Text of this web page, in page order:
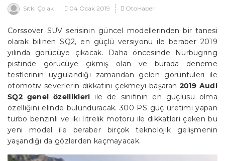
Sıtkı Çolak 04 Ocak 2019 OtoHaber
Corssover SUV serisinin güncel modellerinden bir tanesi
olarak bilinen SQ2, en güçlü versiyonu ile beraber 2019
yılında görücüye çıkacak. Daha öncesinde Nürbugring
pistinde görücüye çıkmış olan ve burada deneme
testlerinin uygulandığı zamandan gelen görüntüleri ile
otomotiv severlerin dikkatini çekmeyi başaran 2019 Audi
SQ2 genel özellikleri ile de sınıfının en güçlüsü olma
özelliğini elinde bulunduracak. 300 PS güç üretimi yapan
turbo benzinli ve iki litrelik motoru ile dikkatleri çeken bu
yeni model ile beraber birçok teknolojik gelişmenin
yaşandığı da gözlerden kaçmayacak.